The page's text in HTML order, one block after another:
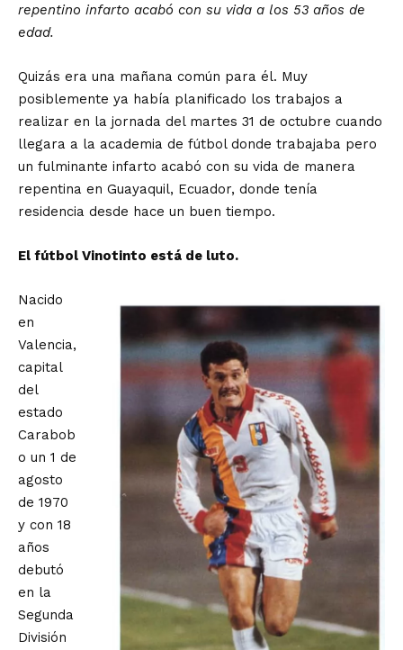
repentino infarto acabó con su vida a los 53 años de
edad.
Quizás era una mañana común para él. Muy
posiblemente ya había planificado los trabajos a
realizar en la jornada del martes 31 de octubre cuando
llegara a la academia de fútbol donde trabajaba pero
un fulminante infarto acabó con su vida de manera
repentina en Guayaquil, Ecuador, donde tenía
residencia desde hace un buen tiempo.
El fútbol Vinotinto está de luto.
Nacido
en
Valencia,
capital
del
estado
Carabob
o un 1 de
agosto
de 1970
y con 18
años
debutó
en la
Segunda
División